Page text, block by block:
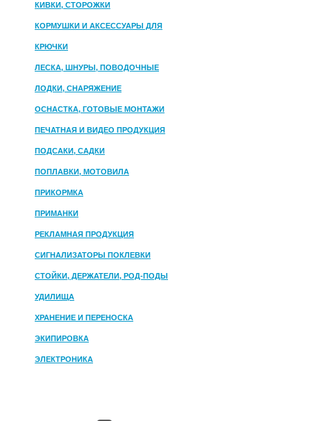
КИВКИ, СТОРОЖКИ
КОРМУШКИ И АКСЕССУАРЫ ДЛЯ
ПРИКОРМКИ
КРЮЧКИ
ЛЕСКА, ШНУРЫ, ПОВОДОЧНЫЕ
МАТЕРИАЛЫ
ЛОДКИ, СНАРЯЖЕНИЕ
ОСНАСТКА, ГОТОВЫЕ МОНТАЖИ
ПЕЧАТНАЯ И ВИДЕО ПРОДУКЦИЯ
ПОДСАКИ, САДКИ
ПОПЛАВКИ, МОТОВИЛА
ПРИКОРМКА
ПРИМАНКИ
РЕКЛАМНАЯ ПРОДУКЦИЯ
СИГНАЛИЗАТОРЫ ПОКЛЕВКИ
СТОЙКИ, ДЕРЖАТЕЛИ, РОД-ПОДЫ
УДИЛИЩА
ХРАНЕНИЕ И ПЕРЕНОСКА
ЭКИПИРОВКА
ЭЛЕКТРОНИКА